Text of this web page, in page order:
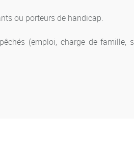
ou porteurs de handicap.
(emploi, charge de